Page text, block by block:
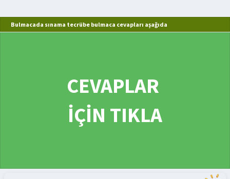
Bulmacada sınama tecrübe bulmaca cevapları aşağıda
CEVAPLAR
İÇİN TIKLA